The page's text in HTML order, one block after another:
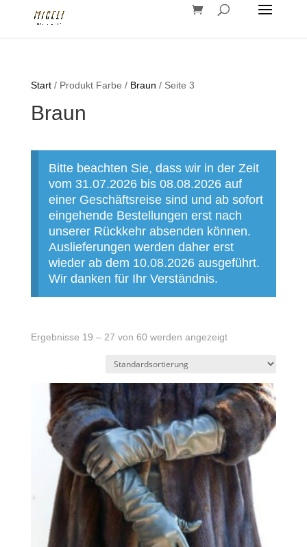
Start/ Produkt Farbe / Braun / Seite 3
Braun
Bitte beachten Sie, dass wir in der Zeit
vom 31.07.2026 bis 08.08.2026 auf
einer Geschäftsreise sind und ab sofort
eingehende Bestellungen erst nach
unserer Rückkehr absenden können.
Auslieferungen werden daher erst
wieder ab dem 10.08.2026 ausgeführt.
Wir danken für Ihr Verständnis.
Ergebnisse 19 – 27 von 60 werden angezeigt